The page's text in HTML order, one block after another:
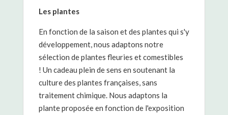
Les plantes
En fonction de la saison et des plantes qui s'y
développement, nous adaptons notre
sélection de plantes fleuries et comestibles
! Un cadeau plein de sens en soutenant la
culture des plantes françaises, sans
traitement chimique. Nous adaptons la
plante proposée en fonction de l'exposition